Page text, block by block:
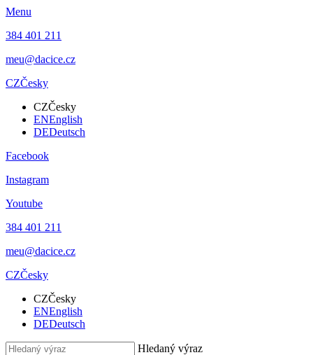
Menu
384 401 211
meu@dacice.cz
CZČesky
CZČesky
ENEnglish
DEDeutsch
Facebook
Instagram
Youtube
384 401 211
meu@dacice.cz
CZČesky
CZČesky
ENEnglish
DEDeutsch
Hledaný výraz